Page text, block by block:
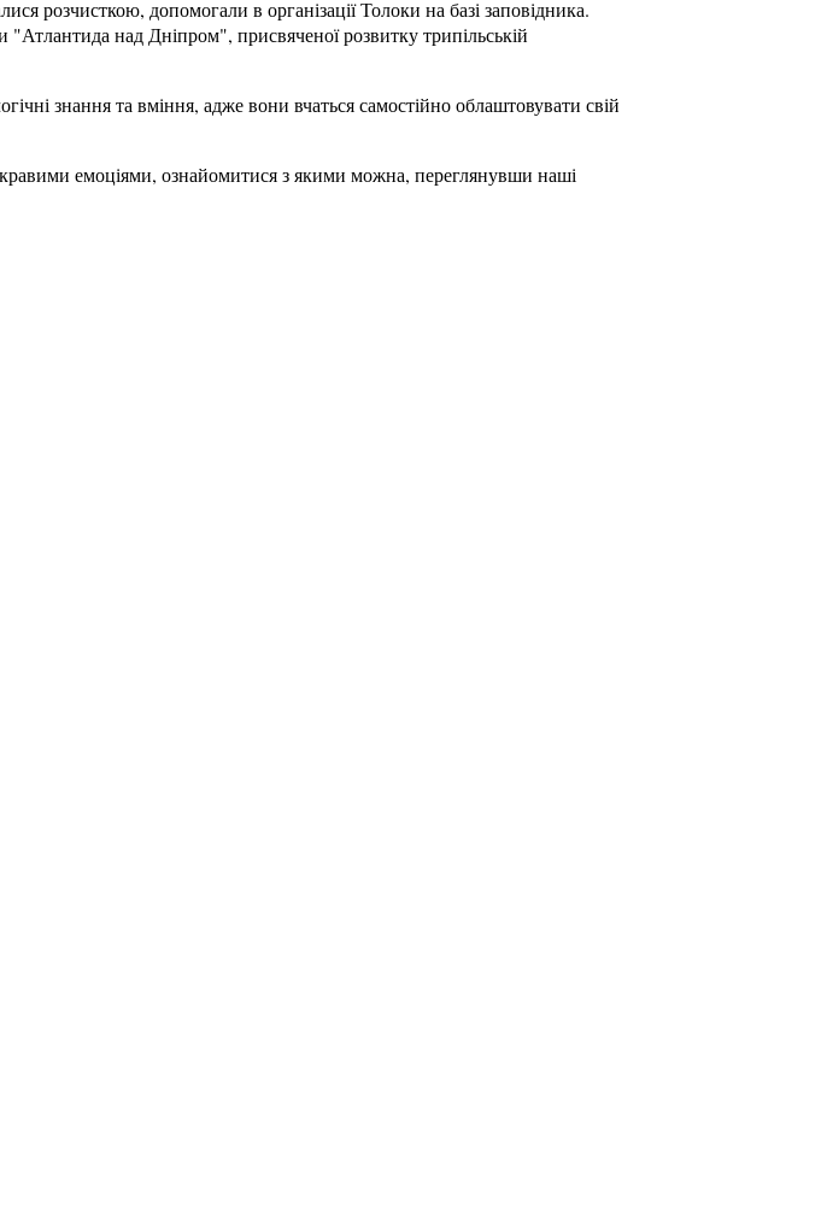
розчисткою, допомогали в організації Толоки на базі заповідника.
"Атлантида над Дніпром", присвяченої розвитку трипільській
знання та вміння, адже вони вчаться самостійно облаштовувати свій
емоціями, ознайомитися з якими можна, переглянувши наші